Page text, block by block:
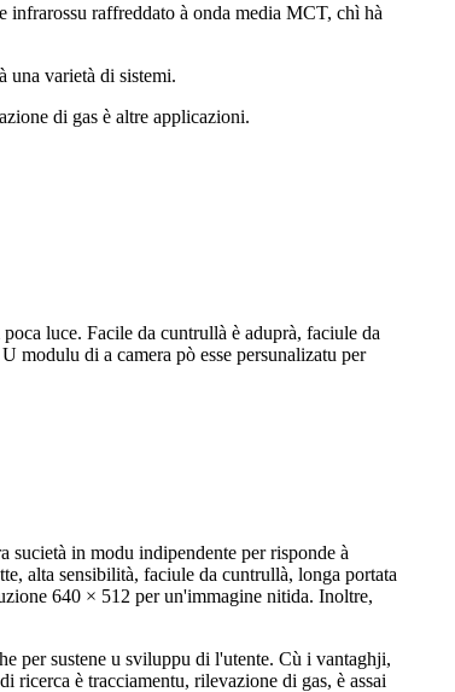
raffreddato à onda media MCT, chì hà
una varietà di sistemi.
di gas è altre applicazioni.
luce. Facile da cuntrullà è aduprà, faciule da
modulu di a camera pò esse persunalizatu per
in modu indipendente per risponde à
alta sensibilità, faciule da cuntrullà, longa portata
640 × 512 per un'immagine nitida. Inoltre,
per sustene u sviluppu di l'utente. Cù i vantaghji,
ricerca è tracciamentu, rilevazione di gas, è assai